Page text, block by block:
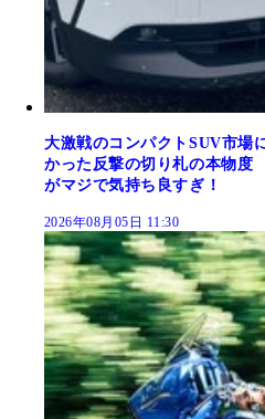
大激戦のコンパクトSUV市
かった反撃の切り札の本物度
がマジで気持ち良すぎ！
2026年08月05日 11:30